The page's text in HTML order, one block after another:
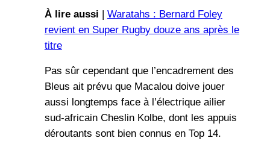
À lire aussi | Waratahs : Bernard Foley
revient en Super Rugby douze ans après le
titre
Pas sûr cependant que l’encadrement des
Bleus ait prévu que Macalou doive jouer
aussi longtemps face à l’électrique ailier
sud-africain Cheslin Kolbe, dont les appuis
déroutants sont bien connus en Top 14.